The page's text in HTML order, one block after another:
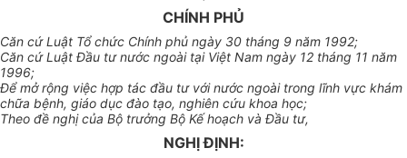
CHÍNH PHỦ
Căn cứ Luật Tổ chức Chính phủ ngày 30 tháng 9 năm 1992;
Căn cứ Luật Đầu tư nước ngoài tại Việt Nam ngày 12 tháng 11 năm
1996;
Để mở rộng việc hợp tác đầu tư với nước ngoài trong lĩnh vực khám
chữa bệnh, giáo dục đào tạo, nghiên cứu khoa học;
Theo đề nghị của Bộ trưởng Bộ Kế hoạch và Đầu tư,
NGHỊ ĐỊNH: